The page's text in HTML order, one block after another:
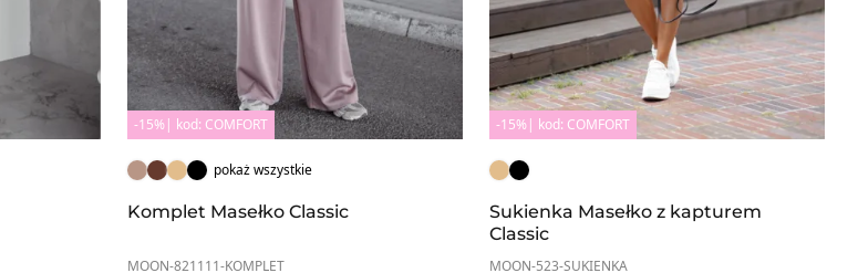
-15%| kod: COMFORT
pokaż wszystkie
Komplet Masełko Classic
MOON-821111-KOMPLET
-15%| kod: COMFORT
Sukienka Masełko z kapturem
Classic
MOON-523-SUKIENKA